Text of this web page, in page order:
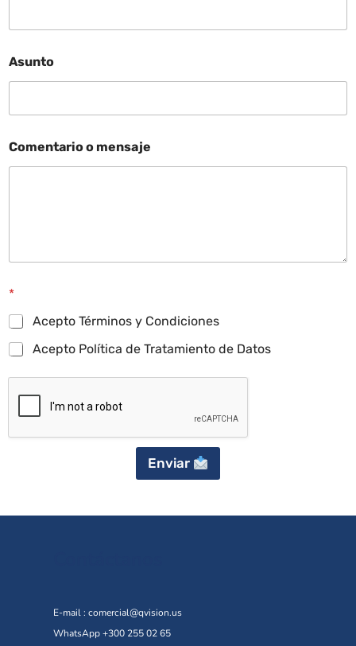
Asunto
Comentario o mensaje
*
Acepto Términos y Condiciones
Acepto Política de Tratamiento de Datos
Enviar
E-mail : comercial@qvision.us
WhatsApp +300 255 02 65